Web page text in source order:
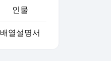
인물
배열설명서